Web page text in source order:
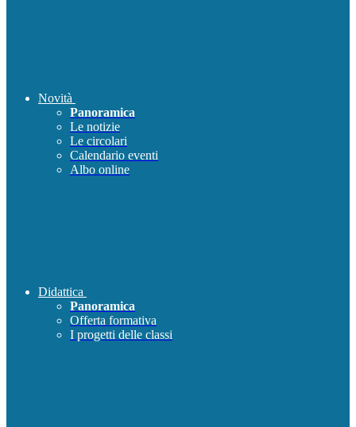
Novità
Panoramica
Le notizie
Le circolari
Calendario eventi
Albo online
Didattica
Panoramica
Offerta formativa
I progetti delle classi